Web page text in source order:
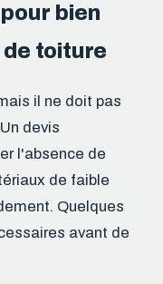
bien
toiture
il ne doit pas
devis
l'absence de
de faible
Quelques
avant de